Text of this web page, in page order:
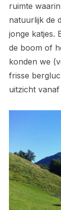
ruimte
natuurlijk de
jonge katjes.
de boom of
konden we
frisse
uitzicht